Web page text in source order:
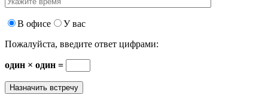
В офисе
У вас
Пожалуйста, введите ответ цифрами:
один × один =